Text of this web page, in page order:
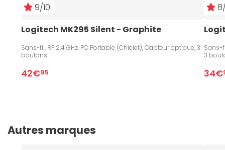
9/10
Logitech MK295 Silent - Graphite
Sans-fil, RF 2,4 GHz, PC Portable (Chiclet), Capteur optique, 3
boutons
42€95
Sans-
3
34€
Autres marques